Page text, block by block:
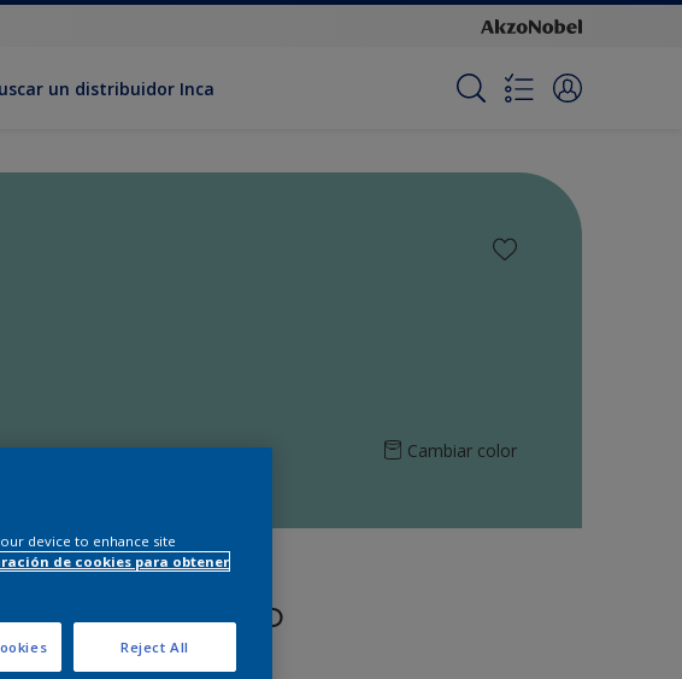
un distribuidor Inca
Cambiar color
tu proyecto
device to enhance site
de cookies para obtener
Reject All